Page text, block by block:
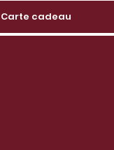
Carte cadeau